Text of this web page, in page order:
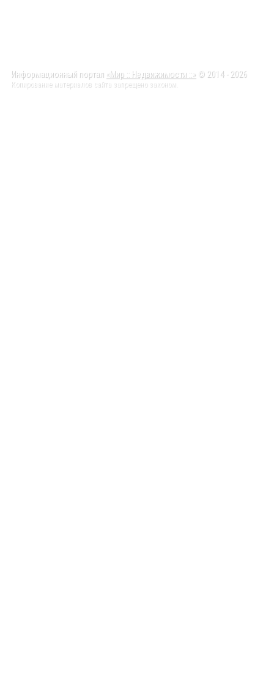
Информационный портал «Мир :: Недвижимости ::» © 2014 - 2026
Копирование материалов сайта запрещено законом.